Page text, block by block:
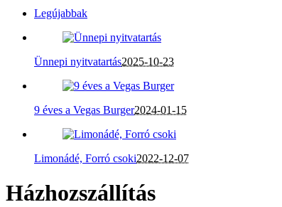
Legújabbak
Ünnepi nyitvatartás2025-10-23
9 éves a Vegas Burger2024-01-15
Limonádé, Forró csoki2022-12-07
Házhozszállítás